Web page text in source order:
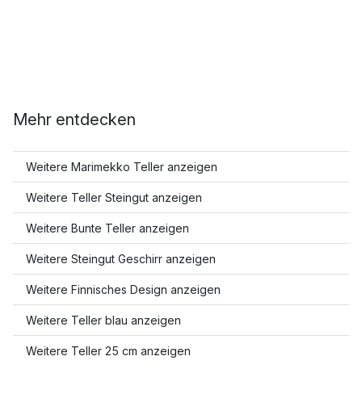
Mehr entdecken
Weitere Marimekko Teller anzeigen
Weitere Teller Steingut anzeigen
Weitere Bunte Teller anzeigen
Weitere Steingut Geschirr anzeigen
Weitere Finnisches Design anzeigen
Weitere Teller blau anzeigen
Weitere Teller 25 cm anzeigen